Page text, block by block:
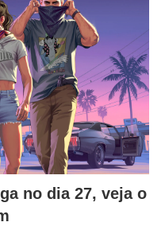
no dia 27, veja o